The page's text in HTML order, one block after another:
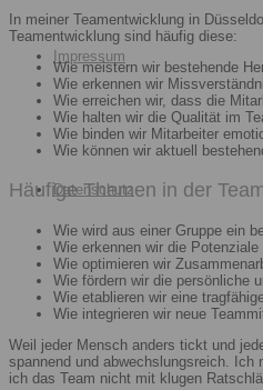
Impressum
Datenschutz
In meiner Teamentwicklung in
Teamentwicklung sind häufig diese:
Wie meistern wir bestehende
Wie erkennen wir
Wie erreichen wir, dass die
Wie halten wir die Qualität im
Wie binden wir Mitarbeiter
Wie können wir aktuell
Häufige Themen in der
Wie wird aus einer Gruppe ein
Wie erkennen wir die
Wie optimieren wir
Wie fördern wir die persönliche
Wie etablieren wir eine
Wie integrieren wir neue
Weil jeder Mensch anders tickt und
spannend und abwechslungsreich. Ich
ich das Team nicht mit klugen